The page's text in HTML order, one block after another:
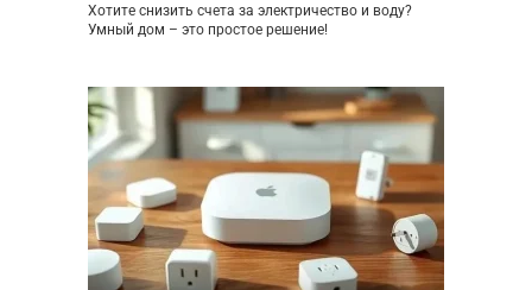
Хотите снизить счета за электричество и воду?
Умный дом – это простое решение!